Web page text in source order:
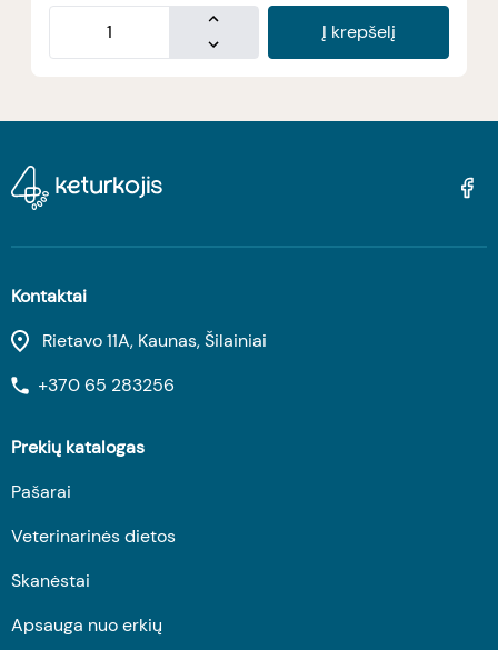
Į krepšelį
Kontaktai
Rietavo 11A, Kaunas, Šilainiai
+370 65 283256
Prekių katalogas
Pašarai
Veterinarinės dietos
Skanėstai
Apsauga nuo erkių